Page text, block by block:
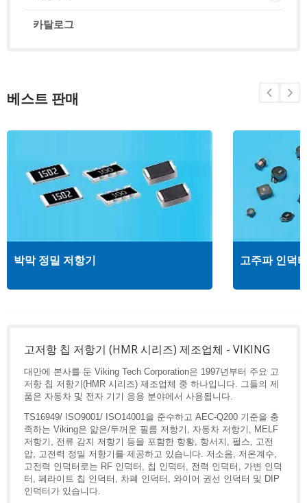
카탈로그
베스트 판매
박막 정밀 저항기 고주파 인덕
고저항 칩 저항기 (HMR 시리즈) 제조업체 - VIKING
대만에 본사를 둔 Viking Tech Corporation은 1997년부터 주요 고
저항 칩 저항기(HMR 시리즈) 제조업체 중 하나입니다. 그들의 제
품은 자동차 및 전자 기기 응용 분야에서 사용됩니다.
TS16949/ ISO9001/ ISO14001을 준수하고 AEC-Q200 기준을 충
족하는 Viking은 얇은/두꺼운 필름 저항기, 자동차 저항기, MELF
저항기, 전류 감지 저항기 등을 포함한 항황, 항서지, 펄스, 고전
압, 고전력 정밀 저항기를 제공하고 있습니다. 저소음, 저온계수,
고전력 인덕터로는 RF 인덕터, 칩 인덕터, 전력 인덕터, 가변 인덕
터, 페라이트 칩 인덕터, 차폐 인덕터, 와이어 권선 인덕터 및 DIP
인덕터가 있습니다.